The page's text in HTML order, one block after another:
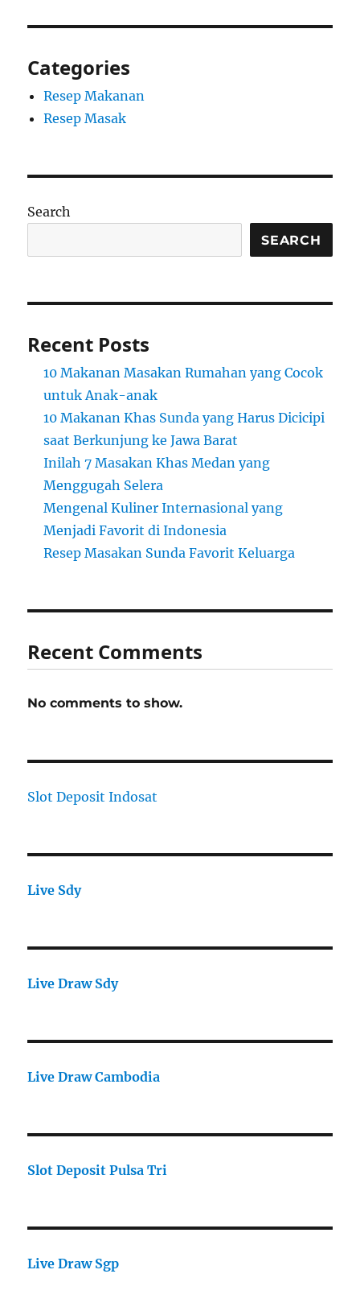
Categories
Resep Makanan
Resep Masak
Search
SEARCH
Recent Posts
10 Makanan Masakan Rumahan yang Cocok
untuk Anak-anak
10 Makanan Khas Sunda yang Harus Dicicipi
saat Berkunjung ke Jawa Barat
Inilah 7 Masakan Khas Medan yang
Menggugah Selera
Mengenal Kuliner Internasional yang
Menjadi Favorit di Indonesia
Resep Masakan Sunda Favorit Keluarga
Recent Comments
No comments to show.
Slot Deposit Indosat
Live Sdy
Live Draw Sdy
Live Draw Cambodia
Slot Deposit Pulsa Tri
Live Draw Sgp